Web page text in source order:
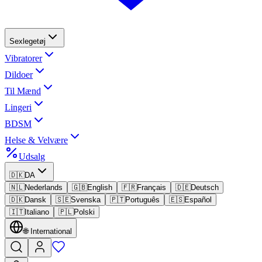
Sexlegetøj
Vibratorer
Dildoer
Til Mænd
Lingeri
BDSM
Helse & Velvære
Udsalg
🇩🇰DA
🇳🇱Nederlands 🇬🇧English 🇫🇷Français 🇩🇪Deutsch
🇩🇰Dansk 🇸🇪Svenska 🇵🇹Português 🇪🇸Español
🇮🇹Italiano 🇵🇱Polski
🌐 International